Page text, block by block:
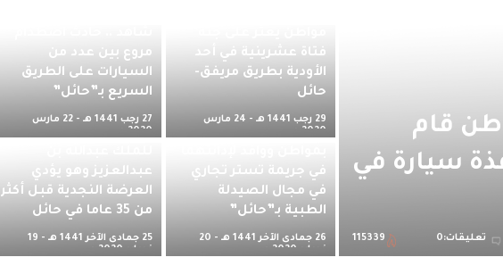
قام
سيارة في
تعليقات:0 115339
فتاة عشرينية في أحد
الأودية بطريق مريفق-
حائل
29 رجب 1441 هـ - 24 مارس
2020 م
مروع بين عدد من
السيارات على الطريق
السريع بـ”حائل”
27 رجب 1441 هـ - 22 مارس
2020 م
التجارة: التشهير
في جريمة تستر تجاري
في مجال الصيدلة
الطبية بـ”حائل”
26 جمادى الآخر 1441 هـ - 20
فبراير 2020 م
شاهد .. فيديو نادر
عبدالعزيز وهو يؤدي
العرضة النجدية قبل أكثر
من 35 عاما في حائل
25 جمادى الآخر 1441 هـ - 19
فبراير 2020 م